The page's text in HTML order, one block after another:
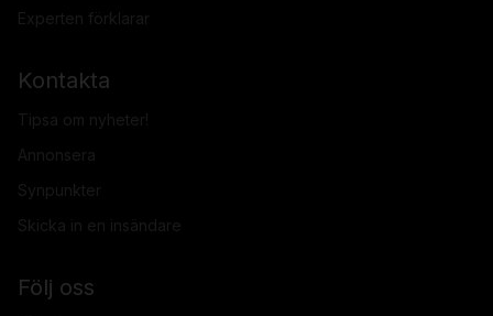
Experten förklarar
Kontakta
Tipsa om nyheter!
Annonsera
Synpunkter
Skicka in en insändare
Följ oss